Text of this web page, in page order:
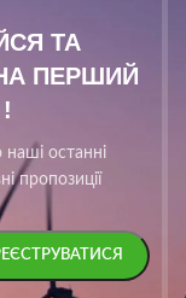
ТА
ПЕРШИЙ
останні
пропозиції